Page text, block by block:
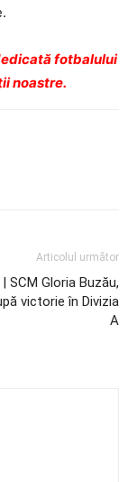
fotbalului
noastre.
Articolul următor
SCM Gloria Buzău,
victorie în Divizia
A